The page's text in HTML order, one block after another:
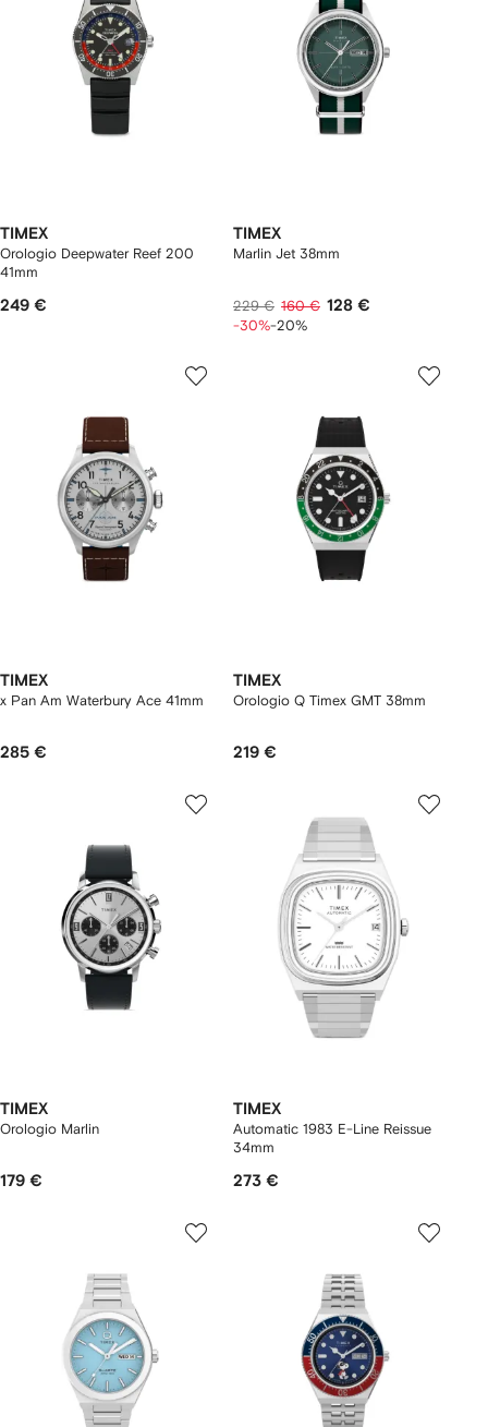
TIMEX
Orologio Deepwater Reef 200
41mm
249 €
TIMEX
Marlin Jet 38mm
229 € 160 € 128 €
-30%-20%
TIMEX
x Pan Am Waterbury Ace 41mm
285 €
TIMEX
Orologio Q Timex GMT 38mm
219 €
TIMEX
Orologio Marlin
179 €
TIMEX
Automatic 1983 E-Line Reissue
34mm
273 €